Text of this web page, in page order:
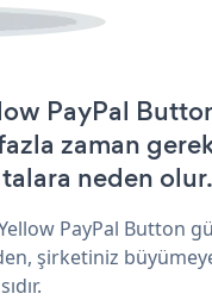
PayPal
zaman
neden olur.
PayPal Button
şirketiniz